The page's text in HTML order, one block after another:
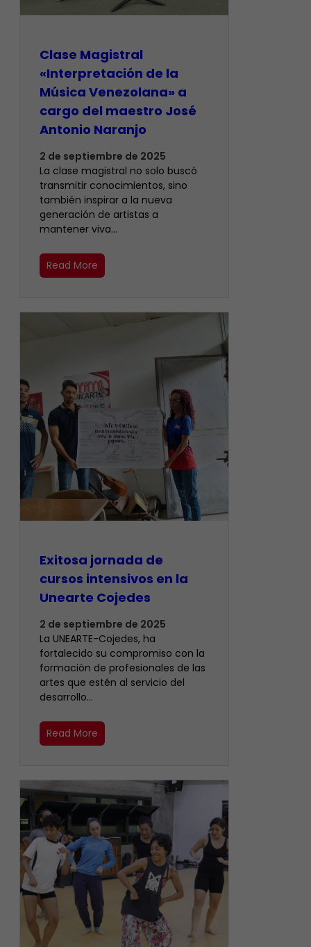
Clase Magistral
«Interpretación de la
Música Venezolana» a
cargo del maestro José
Antonio Naranjo
2 de septiembre de 2025
La clase magistral no solo buscó
transmitir conocimientos, sino
también inspirar a la nueva
generación de artistas a
mantener viva…
Read More
Exitosa jornada de
cursos intensivos en la
Unearte Cojedes
2 de septiembre de 2025
La UNEARTE-Cojedes, ha
fortalecido su compromiso con la
formación de profesionales de las
artes que estén al servicio del
desarrollo…
Read More